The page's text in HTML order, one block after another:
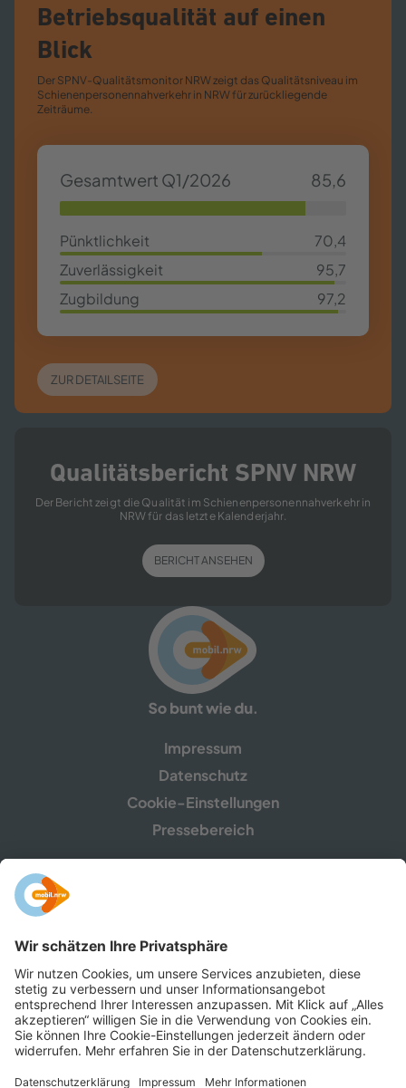
Betriebsqualität auf einen
Blick
Der SPNV-​Qualitätsmonitor NRW zeigt das Qualitätsniveau im
Schienenpersonennahverkehr in NRW für zurückliegende
Zeiträume.
Gesamtwert Q1/2026
85,6
85,63%
Pünktlichkeit 70,4
70,4%
Zuverlässigkeit
95,7
95,7%
Zugbildung
97,2
97,2%
ZUR DETAILSEITE
Qualitätsbericht SPNV NRW
Der Bericht zeigt die Qualität im Schienenpersonennahverkehr in
NRW für das letzte Kalenderjahr.
BERICHT ANSEHEN
Impressum
Datenschutz
Cookie-Einstellungen
Pressebereich
mobil.nrw ist eine Gemeinschaftskampagne des
Ministeriums für Umwelt, Naturschutz und Verkehr
NRW sowie der Verkehrsunternehmen,